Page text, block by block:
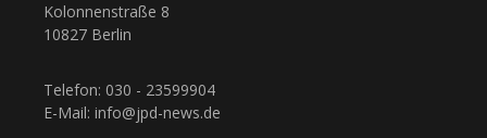
Kolonnenstraße 8
10827 Berlin
Telefon: 030 - 23599904
E-Mail: info@jpd-news.de